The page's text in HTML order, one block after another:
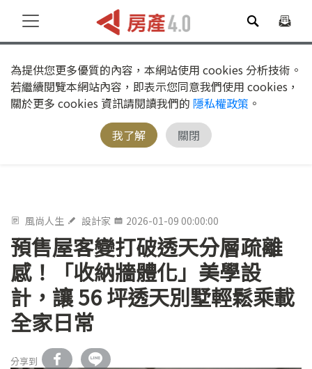
為提供您更多優質的內容，本網站使用 cookies 分析技術。
若繼續閱覽本網站內容，即表示您同意我們使用 cookies，
關於更多 cookies 資訊請閱讀我們的 隱私權政策 。
我了解
關閉
風尚人生 設計家 2026-01-09 00:00:00
預售屋客變打破透天分層疏離
感！「收納牆體化」美學設
計，讓 56 坪透天別墅輕鬆乘載
全家日常
分享到